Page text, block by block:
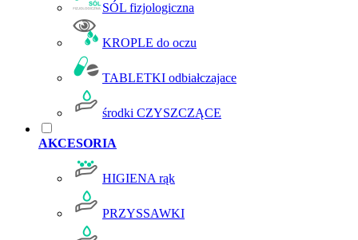
SÓL fizjologiczna
KROPLE do oczu
TABLETKI odbiałczajace
środki CZYSZCZĄCE
AKCESORIA
HIGIENA rąk
PRZYSSAWKI